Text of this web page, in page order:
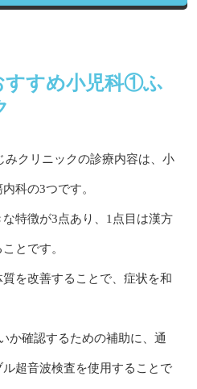
すすめ小児科①ふ
みクリニックの診療内容は、小
科の3つです。
特徴が3点あり、1点目は漢方
とです。
を改善することで、症状を和
か確認するための補助に、通
超音波検査を使用することで